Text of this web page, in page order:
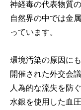
神経毒の代表物質の
自然界の中では金
っています。
環境汚染の原因に
開催された外交会
人為的な流失を防
水銀を使用した血